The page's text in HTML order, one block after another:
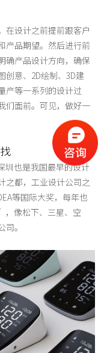
在设计之前提前跟客户
产品期望。然后进行前
确产品设计方向，确保
意、 2D绘制、3D建
产等一系列的设计过
们面前。可见，做好一
圳也是我国最早的设计
都， 工业设计公司之
等国际大奖，每年也
像松下、三星、空
。